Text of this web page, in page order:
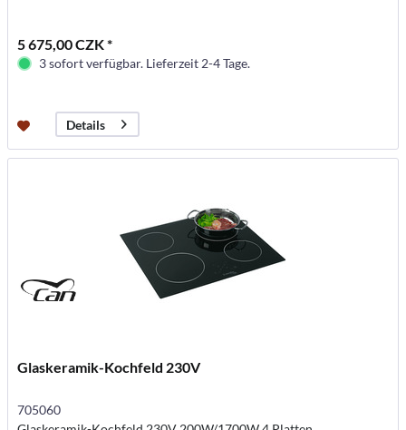
5 675,00 CZK *
3 sofort verfügbar. Lieferzeit 2-4 Tage.
Details
Glaskeramik-Kochfeld 230V
705060